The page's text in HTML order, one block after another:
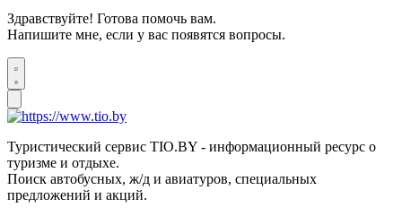
Здравствуйте! Готова помочь вам.
Напишите мне, если у вас появятся вопросы.
Туристический сервис TIO.BY - информационный ресурс о
туризме и отдыхе.
Поиск автобусных, ж/д и авиатуров, специальных
предложений и акций.